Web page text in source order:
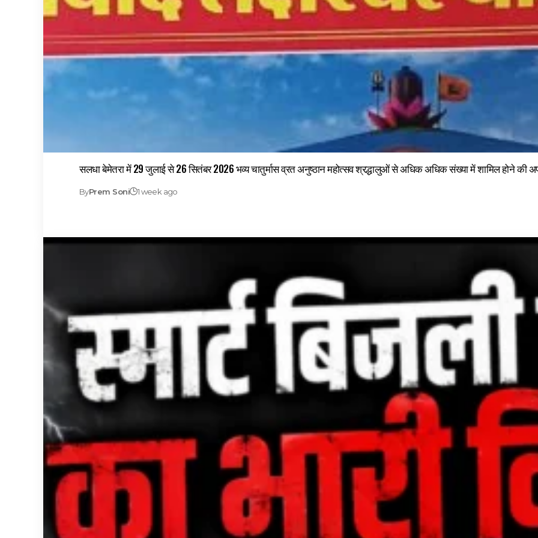
सलधा बेमेतरा में 29 जुलाई से 26 सितंबर 2026 भव्य चातुर्मास व्रत अनुष्ठान महोत्सव श्रद्धालुओं से अधिक अधिक संख्या में शामिल होने की
ByPrem Soni 1 week ago